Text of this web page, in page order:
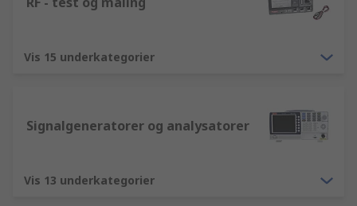
Vis 15 underkategorier
Signalgeneratorer og analysatorer
Vis 13 underkategorier